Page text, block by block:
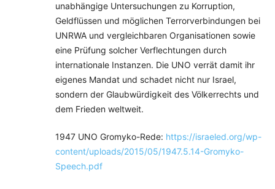
unabhängige Untersuchungen zu Korruption,
Geldflüssen und möglichen Terrorverbindungen bei
UNRWA und vergleichbaren Organisationen sowie
eine Prüfung solcher Verflechtungen durch
internationale Instanzen. Die UNO verrät damit ihr
eigenes Mandat und schadet nicht nur Israel,
sondern der Glaubwürdigkeit des Völkerrechts und
dem Frieden weltweit.
1947 UNO Gromyko-Rede: https://israeled.org/wp-
content/uploads/2015/05/1947.5.14-Gromyko-
Speech.pdf